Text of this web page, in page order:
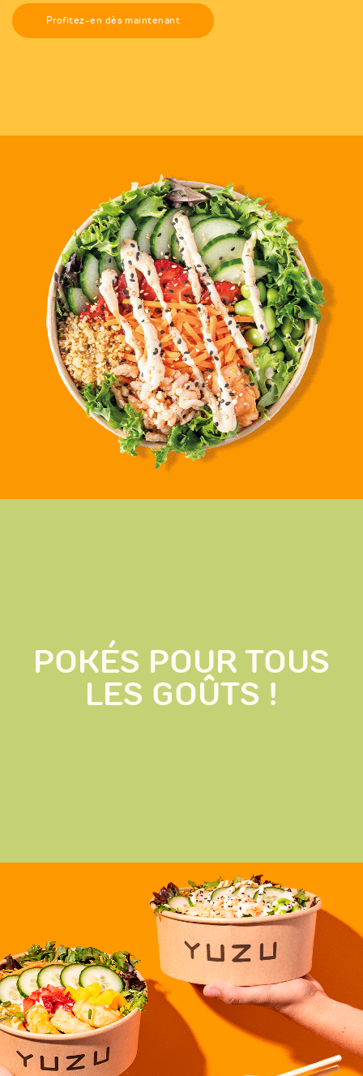
Profitez-en dès maintenant
POKÉS POUR TOUS
LES GOÛTS !